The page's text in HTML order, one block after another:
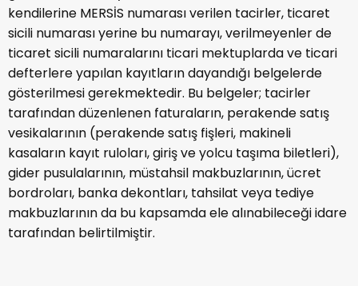
kendilerine MERSİS numarası verilen tacirler, ticaret
sicili numarası yerine bu numarayı, verilmeyenler de
ticaret sicili numaralarını ticari mektuplarda ve ticari
defterlere yapılan kayıtların dayandığı belgelerde
gösterilmesi gerekmektedir. Bu belgeler; tacirler
tarafından düzenlenen faturaların, perakende satış
vesikalarının (perakende satış fişleri, makineli
kasaların kayıt ruloları, giriş ve yolcu taşıma biletleri),
gider pusulalarının, müstahsil makbuzlarının, ücret
bordroları, banka dekontları, tahsilat veya tediye
makbuzlarının da bu kapsamda ele alınabileceği idare
tarafından belirtilmiştir.